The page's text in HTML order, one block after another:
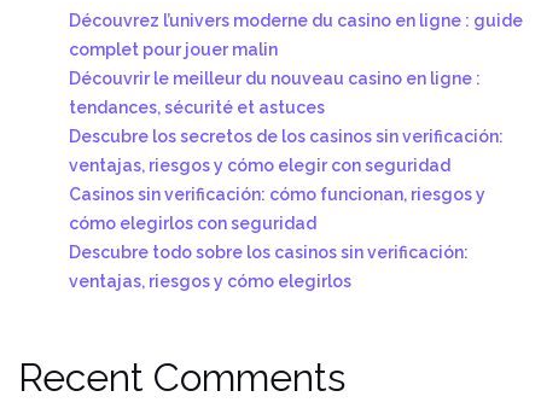
Découvrez l’univers moderne du casino en ligne : guide
complet pour jouer malin
Découvrir le meilleur du nouveau casino en ligne :
tendances, sécurité et astuces
Descubre los secretos de los casinos sin verificación:
ventajas, riesgos y cómo elegir con seguridad
Casinos sin verificación: cómo funcionan, riesgos y
cómo elegirlos con seguridad
Descubre todo sobre los casinos sin verificación:
ventajas, riesgos y cómo elegirlos
Recent Comments